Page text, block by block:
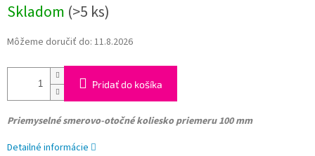
cena:
Skladom (>5 ks)
Môžeme doručiť do: 11.8.2026
Pridať do košíka
Priemyselné smerovo-otočné kolieskopriemeru 100 mm
Detailné informácie